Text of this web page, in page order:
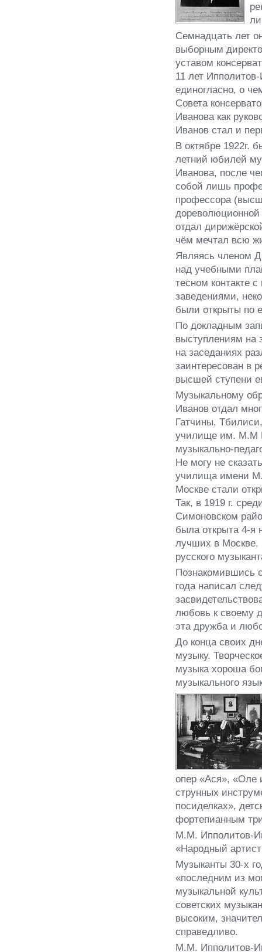
Семнадцать лет
выборным
уставом
11 лет
единогласно, о
Совета
Иванова как
Иванов стал и
В октябре 1922г.
летний юбилей
Иванова, после
собой лишь
профессора
отдал
чём мечтал всю
Являясь членом
над учебными
тесном контакте
заведениями,
были открыты по
По докладным
выступлениям на
на заседаниях
заинтересован в
высшей ступени
Музыкальному
Иванов отдал
Гатчины,
училище им. М.М
музыкально-
Не могу не
училища имени
Москве стали
Так, в 1919 г.
Симоновском
была открыта 4-я
лучших в Москве.
русского
Познакомившись
года написал
любовь к своему
эта дружба и
До конца своих
музыку.
музыка хороша
музыкального
опер «Ася», «Оле
струнных
посиделках»,
фортепианным
М.М. Ипполитов-
«Народный
Музыканты 30-х
«последним из
музыкальной
советских
высоким,
справедливо.
М.М. Ипполитов-